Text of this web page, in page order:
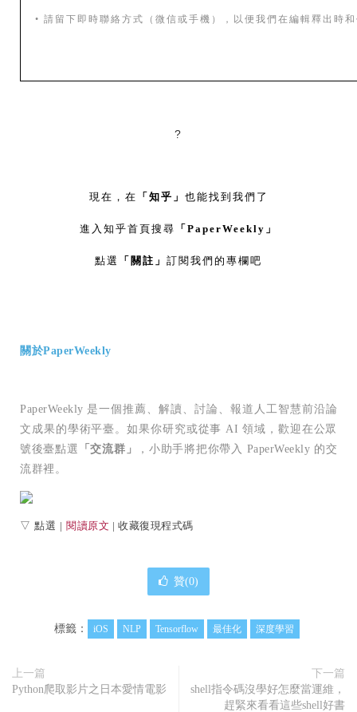
• 請留下即時聯絡方式（微信或手機），以便我們在編輯釋出時
?
現在，在 「知乎」 也能找到我們了
進入知乎首頁搜尋 「PaperWeekly」
點選 「關註」 訂閱我們的專欄吧
關於PaperWeekly
PaperWeekly 是一個推薦、解讀、討論、報道人工智慧前沿論
文成果的學術平臺。如果你研究或從事 AI 領域，歡迎在公眾
號後臺點選
「交流群」
，小助手將把你帶入 PaperWeekly 的交
流群裡。
▽ 點選 | 閱讀原文 | 收藏復現程式碼
贊(0)
標籤： iOS NLP Tensorflow 最佳化 深度學習
上一篇
Python爬取影片之日本愛情電影
下一篇
shell指令碼沒學好怎麼當運維，
趕緊來看看這些shell好書